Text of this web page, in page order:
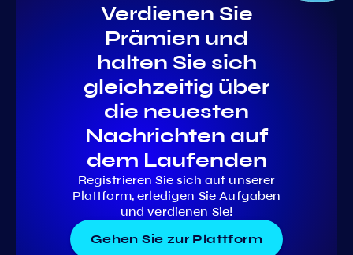
Verdienen Sie
Prämien und
halten Sie sich
gleichzeitig über
die neuesten
Nachrichten auf
dem Laufenden
Registrieren Sie sich auf unserer
Plattform, erledigen Sie Aufgaben
und verdienen Sie!
Gehen Sie zur Plattform